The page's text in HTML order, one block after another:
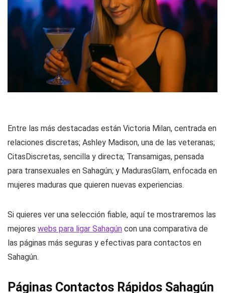
Entre las más destacadas están Victoria Milan, centrada en
relaciones discretas; Ashley Madison, una de las veteranas;
para transexuales en Sahagún; y MadurasGlam, enfocada en
mujeres maduras que quieren nuevas experiencias.
Si quieres ver una selección fiable, aquí te mostraremos las
las páginas más seguras y efectivas para contactos en